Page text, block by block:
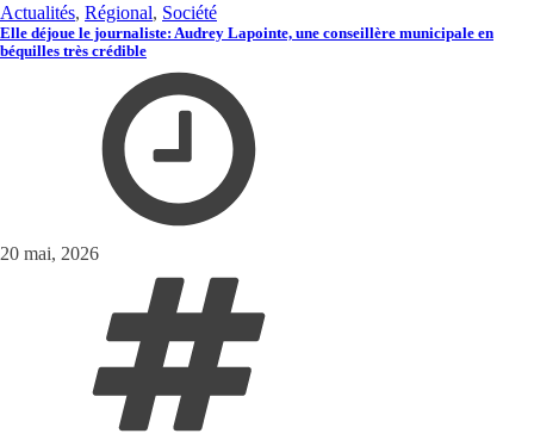
Actualités, Régional, Société
Elle déjoue le journaliste: Audrey Lapointe, une conseillère municipale en
béquilles très crédible
20 mai, 2026